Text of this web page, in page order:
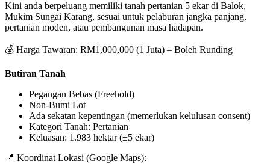
Kini anda berpeluang memiliki tanah pertanian 5 ekar di Balok,
Mukim Sungai Karang, sesuai untuk pelaburan jangka panjang,
pertanian moden, atau pembangunan masa hadapan.
💰 Harga Tawaran: RM1,000,000 (1 Juta) – Boleh Runding
Butiran Tanah
Pegangan Bebas (Freehold)
Non-Bumi Lot
Ada sekatan kepentingan (memerlukan kelulusan consent)
Kategori Tanah: Pertanian
Keluasan: 1.983 hektar (±5 ekar)
📍 Koordinat Lokasi (Google Maps):